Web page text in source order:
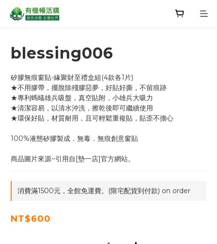
blessing006
矽膠無痕窗貼-緣聚財至禮盒組(4款各1片)
★不用膠帶，擺脫除殘膠惡夢，好貼好撕，不留痕跡
★專利螞蟻雄兵吸盤，真空貼附，小雄兵大吸力
★清潔容易，以清水沖洗，擦乾後即可繼續使用
★環保好貼，材質耐用，且可輕鬆重複貼，貼歪不擔心
100%液態矽膠製成．無毒．無痕創意窗貼
商品圖片來源~引用自[墊一店]官方網站。
消費滿1500元，全館免運費。(限宅配貨到付款) on order
NT$600